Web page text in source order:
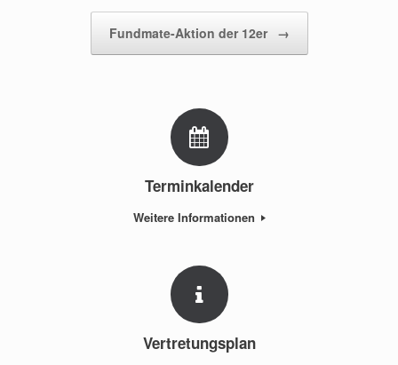
Fundmate-Aktion der 12er →
Terminkalender
Weitere Informationen
Vertretungsplan